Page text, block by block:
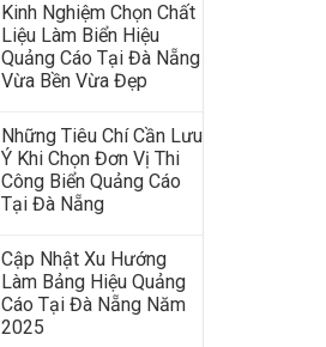
Kinh Nghiệm Chọn Chất
Liệu Làm Biển Hiệu
Quảng Cáo Tại Đà Nẵng
Vừa Bền Vừa Đẹp
Những Tiêu Chí Cần Lưu
Ý Khi Chọn Đơn Vị Thi
Công Biển Quảng Cáo
Tại Đà Nẵng
Cập Nhật Xu Hướng
Làm Bảng Hiệu Quảng
Cáo Tại Đà Nẵng Năm
2025